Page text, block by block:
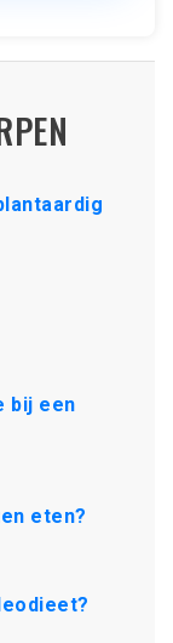
bij een
eten?